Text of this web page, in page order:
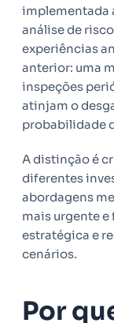
implementada
análise de
experiências
anterior: uma
inspeções
atinjam o
probabilidade
A distinção é
diferentes
abordagens
mais urgente e
estratégica e
cenários.
Por